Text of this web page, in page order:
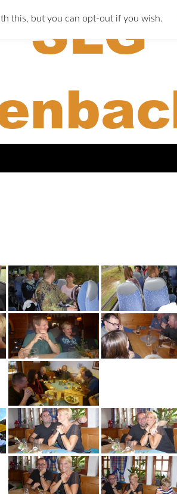
this, but you can opt-out if you wish.